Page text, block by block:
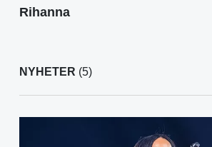
Rihanna
NYHETER (5)